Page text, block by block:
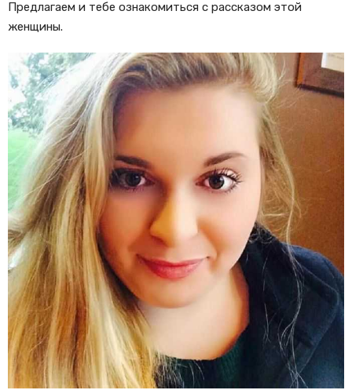
Предлагаем и тебе ознакомиться с рассказом этой
женщины.